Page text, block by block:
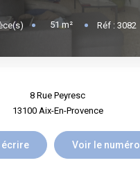
51 m² Réf : 3082
8 Rue Peyresc
13100 Aix-En-Provence
écrire Voir le numéro